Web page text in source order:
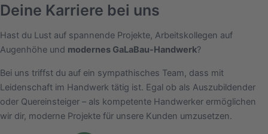
Deine Karriere bei uns
Hast du Lust auf spannende Projekte, Arbeitskollegen auf
Augenhöhe und modernes GaLaBau-Handwerk?
Bei uns triffst du auf ein sympathisches Team, dass mit
Leidenschaft im Handwerk tätig ist. Egal ob als Auszubildender
oder Quereinsteiger – als kompetente Handwerker ermöglichen
wir dir, moderne Projekte für unsere Kunden umzusetzen.